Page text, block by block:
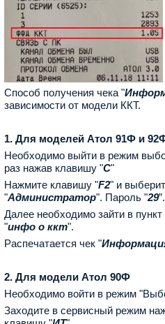
Способ получения чека "
зависимости от модели ККТ.
1. Для моделей Атол 91Ф и
Необходимо выйти в режим
раз нажав клавишу "С"
Нажмите клавишу "F2" и
"Администратор". Пароль "29”.
Далее необходимо зайти в пункт
"инфо о ккт".
Распечатается чек "
2. Для модели Атол 90Ф
Необходимо войти в режим
Заходите в сервисный режим